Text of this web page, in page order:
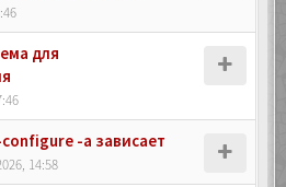
для
-a зависает
14:58